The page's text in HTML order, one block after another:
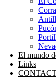
El mundo
Links